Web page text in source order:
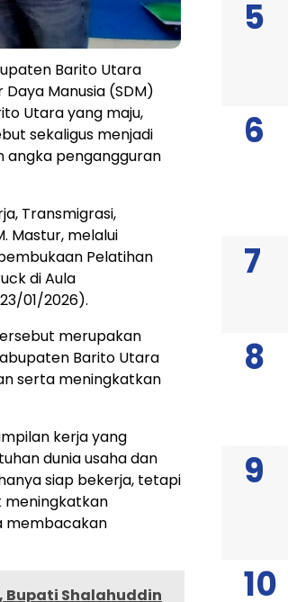
Barito Utara
Manusia (SDM)
Utara yang maju,
sekaligus menjadi
pengangguran
Transmigrasi,
Mastur, melalui
Pelatihan
di Aula
01/2026).
merupakan
Barito Utara
serta meningkatkan
kerja yang
dunia usaha dan
siap bekerja, tetapi
meningkatkan
membacakan
Bupati Shalahuddin